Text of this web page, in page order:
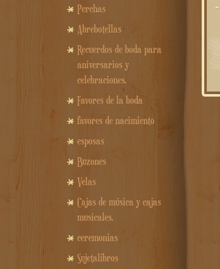
Perchas
Abrebotellas
Recuerdos de boda para
aniversarios y
celebraciones.
Favores de la boda
favores de nacimiento
esposas
Buzones
Velas
Cajas de música y cajas
musicales.
ceremonias
Sujetalibros